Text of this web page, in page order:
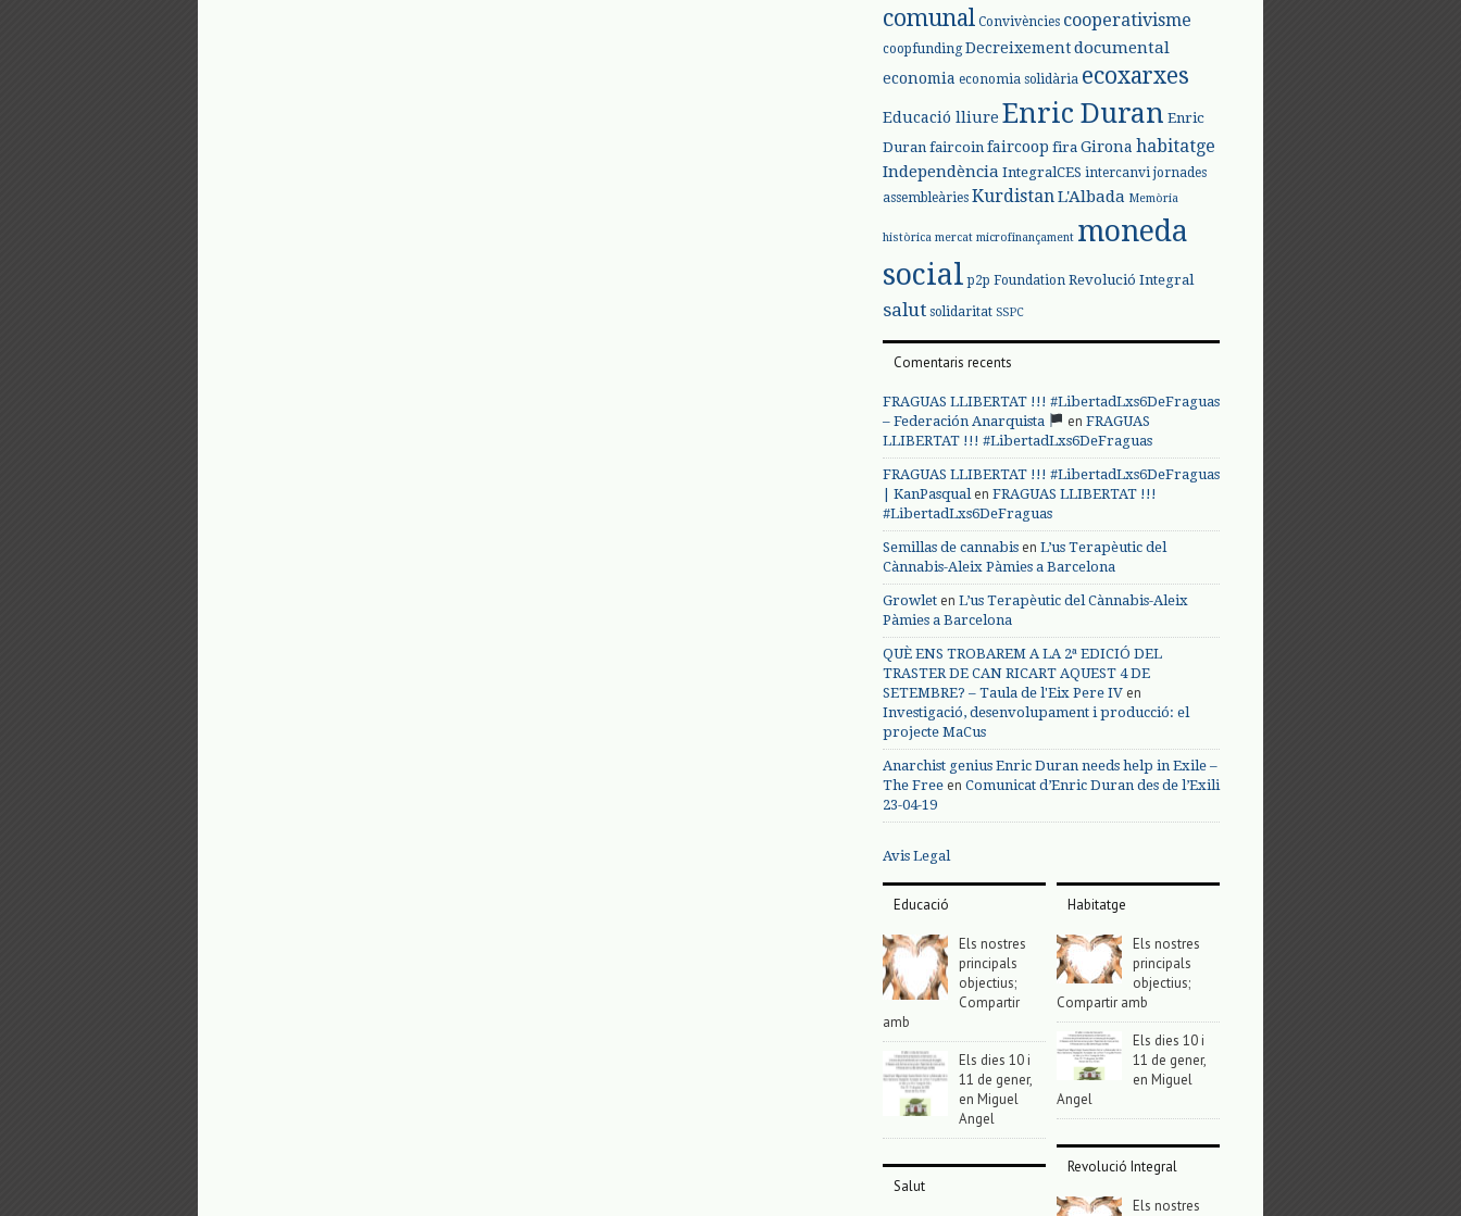
comunal Convivències cooperativisme
coopfunding Decreixementdocumental
economia economia solidària ecoxarxes
Educació lliure Enric Duran Enric
Duran faircoin faircoop fira Girona habitatge
Independència IntegralCES intercanvi jornades
assembleàries Kurdistan L'Albada Memòria
històrica mercat microfinançament moneda
social p2p Foundation Revolució Integral
salut solidaritat SSPC
Comentaris recents
FRAGUAS LLIBERTAT !!! #LibertadLxs6DeFraguas
– Federación Anarquista
en FRAGUAS
LLIBERTAT !!! #LibertadLxs6DeFraguas
FRAGUAS LLIBERTAT !!! #LibertadLxs6DeFraguas
| KanPasqualen FRAGUAS LLIBERTAT !!!
#LibertadLxs6DeFraguas
Semillas de cannabis en L’us Terapèutic del
Cànnabis-Aleix Pàmies a Barcelona
Growlet en L’us Terapèutic del Cànnabis-Aleix
Pàmies a Barcelona
QUÈ ENS TROBAREM A LA 2ª EDICIÓ DEL
TRASTER DE CAN RICART AQUEST 4 DE
SETEMBRE? – Taula de l'Eix Pere IV en
Investigació, desenvolupament i producció: el
projecte MaCus
Anarchist genius Enric Duran needs help in Exile –
The Free en Comunicat d’Enric Duran des de l’Exili
23-04-19
Avis Legal
Educació
Els nostres
principals
objectius;
Compartir
amb
Els dies 10 i
11 de gener,
en Miguel
Angel
Salut
Habitatge
Els nostres
principals
objectius;
Compartir amb
Els dies 10 i
11 de gener,
en Miguel
Angel
Revolució Integral
Els nostres